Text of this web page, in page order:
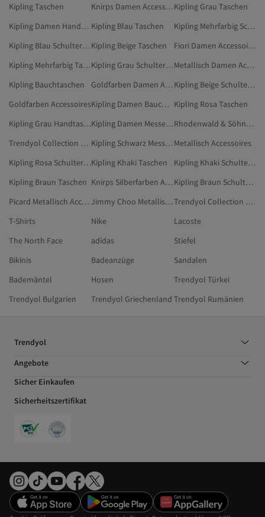
Kipling Taschen
Knirps Damen AccessoiresKipling Grau Taschen
Kipling Damen Handtaschen Kipling Blau Taschen
Kipling Mehrfarbig Schultertaschen
Kipling Blau Schultertaschen Kipling Beige Taschen
Fiori Damen Accessoires
Kipling Mehrfarbig Taschen
Kipling Grau Schultertaschen
Metallisch Damen Accessoires
Kipling Bauchtaschen
Goldfarben Damen Accessoires
Kipling Beige Schultertaschen
Goldfarben Accessoires
Kipling Damen Bauchtaschen Kipling Rosa Taschen
Kipling Grau Handtaschen
Kipling Damen Messenger-Taschen
Rhodenwald & Söhne Goldfarben Accessoires
Trendyol Collection Damen Accessoires
Kipling Schwarz Messenger-Taschen Metallisch Accessoires
Kipling Rosa SchultertaschenKipling Khaki Taschen
Kipling Khaki Schultertaschen
Kipling Braun Taschen
Knirps Silberfarben Accessoires
Kipling Braun Schultertaschen
Picard Metallisch Accessoires
Jimmy Choo Metallisch Accessoires
Trendyol Collection Goldfarben Accessoires
T-Shirts
Nike
Lacoste
The North Face
adidas
Stiefel
Bikinis
Badeanzüge
Sandalen
Bademäntel
Hosen
Trendyol Türkei
Trendyol Bulgarien
Trendyol Griechenland Trendyol Rumänien
Trendyol
Angebote
Sicher Einkaufen
Sicherheitszertifikat